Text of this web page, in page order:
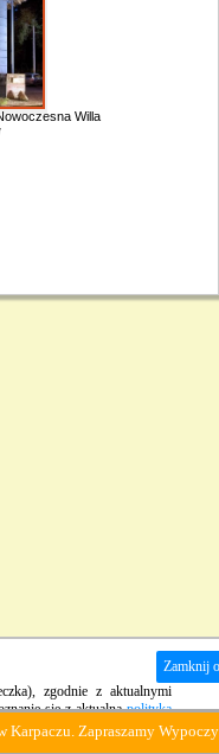
Willa
Zamknij
zgodnie z aktualnymi
się z aktualnąpolityką
Zapraszamy Wypoczynek :-)